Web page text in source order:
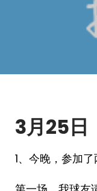
3月25日
1、今晚，参加了